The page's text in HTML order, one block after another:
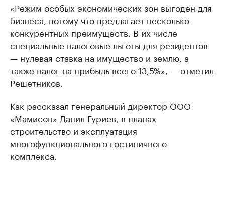
«Режим особых экономических зон выгоден для
бизнеса, потому что предлагает несколько
конкурентных преимуществ. В их числе
специальные налоговые льготы для резидентов
— нулевая ставка на имущество и землю, а
также налог на прибыль всего 13,5%», — отметил
Решетников.
Как рассказал генеральный директор ООО
«Мамисон» Данил Гуриев, в планах
строительство и эксплуатация
многофункционального гостиничного
комплекса.